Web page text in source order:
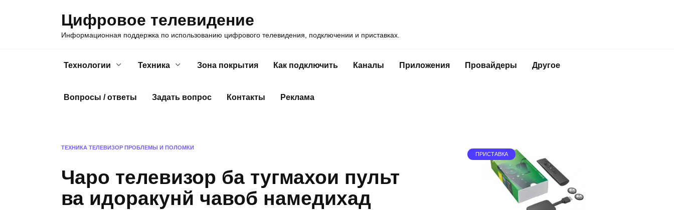
Цифровое телевидение
Информационная поддержка по использованию цифрового телевидения, подключении и приставках.
Технологии Техника Зона покрытия Как подключить Каналы Приложения Провайдеры Другое
Вопросы / ответы Задать вопрос Контакты Реклама
ТЕХНИКА ТЕЛЕВИЗОР ПРОБЛЕМЫ И ПОЛОМКИ
Чаро телевизор ба тугмахои пульт
ва идоракунй чавоб намедихад
ПРИСТАВКА